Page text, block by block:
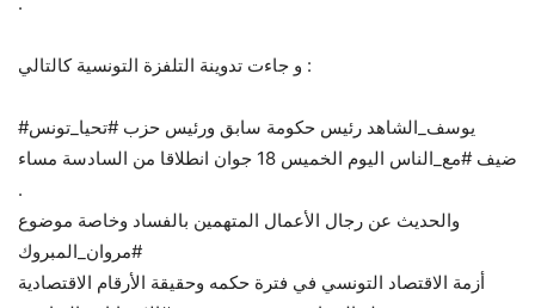
و جاءت تدوينة التلفزة التونسية كالتالي :
#يوسف_الشاهد رئيس حكومة سابق ورئيس حزب #تحيا_تونس
ضيف #مع_الناس اليوم الخميس 18 جوان انطلاقا من السادسة مساء
.
والحديث عن رجال الأعمال المتهمين بالفساد وخاصة موضوع
#مروان_المبروك
أزمة الاقتصاد التونسي في فترة حكمه وحقيقة الأرقام الاقتصادية